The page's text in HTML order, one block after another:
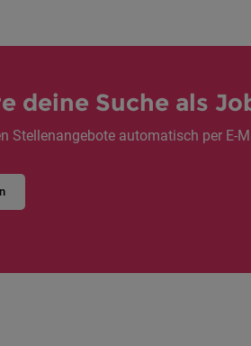
deine Suche als
Stellenangebote automatisch per E-